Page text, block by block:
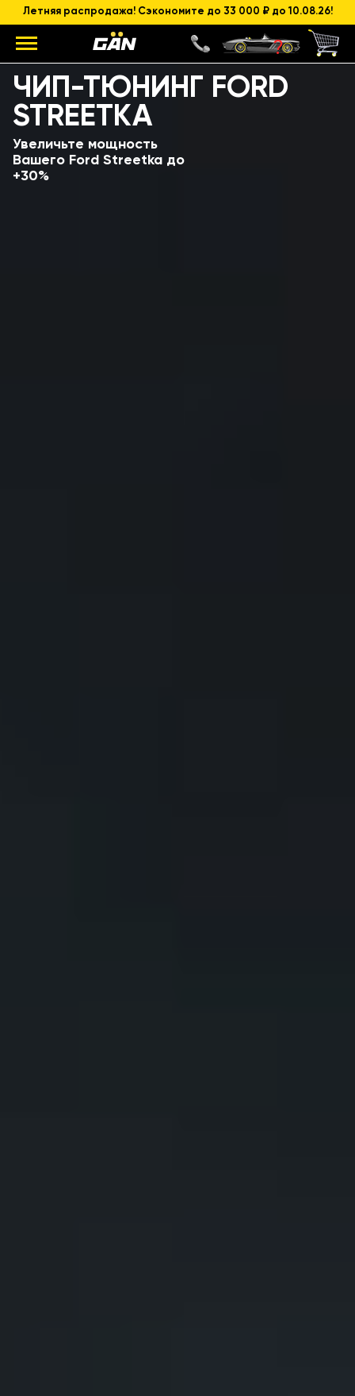
Летняя распродажа! Сэкономите до 33 000 ₽ до 10.08.26!
ЧИП-ТЮНИНГ FORD
STREETKA
Увеличьте мощность
Вашего Ford Streetka до
+30%
Модель
Объем и мощность ДВС